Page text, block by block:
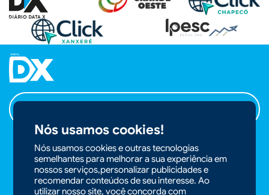
Nós usamos cookies!
Nós usamos cookies e outras tecnologias
semelhantes para melhorar a sua experiência em
nossos serviços,personalizar publicidades e
recomendar conteúdos de seu interesse. Ao
utilizar nosso site, você concorda com
ACOMPANHE
NOSSAS REDES